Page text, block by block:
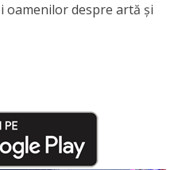
oamenilor despre artă și